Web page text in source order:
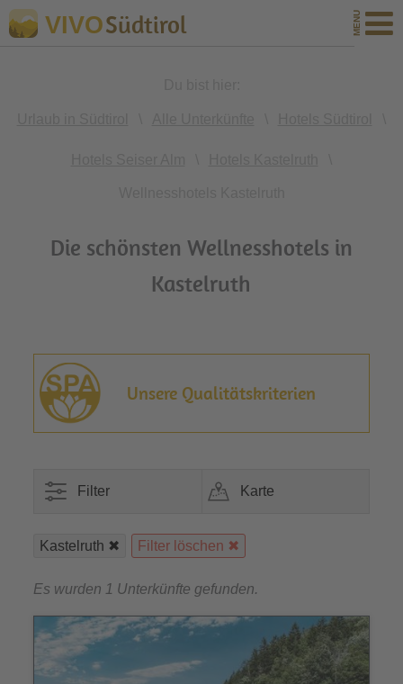
VIVOSüdtirol
Die schönsten Wellnesshotels in
Kastelruth
Unsere Qualitätskriterien
Filter Karte
Kastelruth Filter löschen
Es wurden 1 Unterkünfte gefunden.